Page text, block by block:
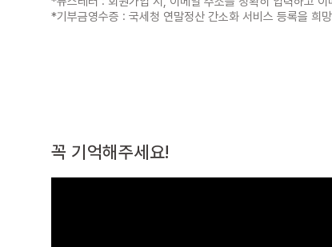
*기부금영수증 : 국세청 연말정산 간소화 서비스 등록을 희
꼭 기억해주세요!